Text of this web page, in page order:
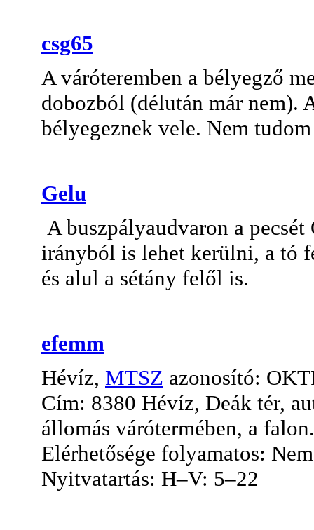
csg65
A váróteremben a bélyegző
dobozból (délután már nem).
bélyegeznek vele. Nem
Gelu
A buszpályaudvaron a
irányból is lehet kerülni, a tó
és alul a sétány felől is.
efemm
Hévíz, MTSZ azonosító:
Cím: 8380 Hévíz, Deák tér,
állomás várótermében, a falon.
Elérhetősége folyamatos:
Nyitvatartás: H–V: 5–22